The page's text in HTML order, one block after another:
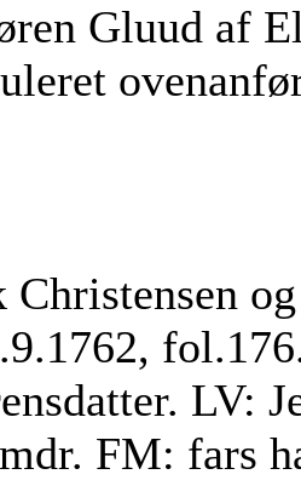
Gluud af
LV:
FM: fars